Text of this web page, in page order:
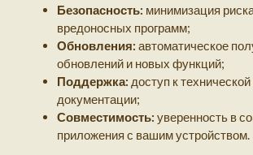
Безопасность: минимизация
вредоносных программ;
Обновления: автоматическое
обновлений и новых функций;
Поддержка: доступ к
документации;
Совместимость: уверенность в
приложения с вашим устройством.